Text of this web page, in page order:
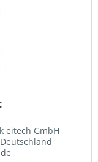
eitech GmbH